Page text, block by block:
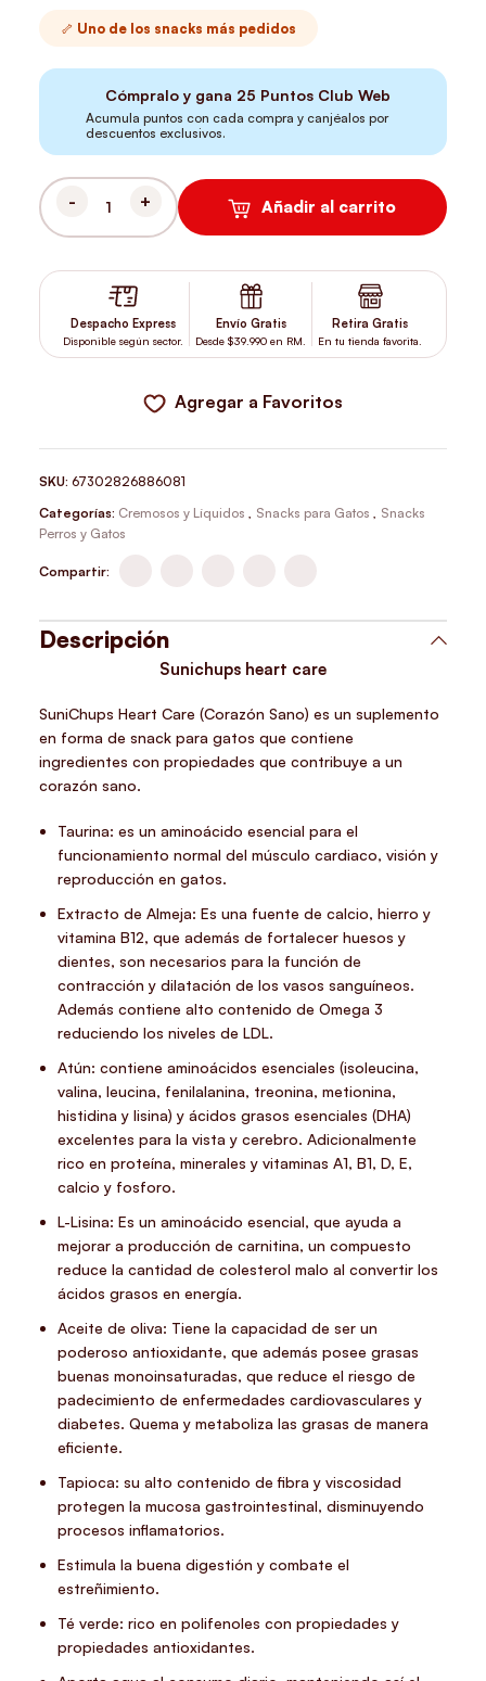
🦴 Uno de los snacks más pedidos
Cómpralo y gana 25 Puntos Club Web
Acumula puntos con cada compra y canjéalos por
descuentos exclusivos.
SUNICHUPS HEART CARE 56 GR CANTIDAD
Añadir al carrito
Despacho Express
Disponible según sector.
Envío Gratis
Desde $39.990 en RM.
Retira Gratis
En tu tienda favorita.
Agregar a Favoritos
SKU:67302826886081
Categorías: Cremosos y Líquidos , Snacks para Gatos , Snacks
Perros y Gatos
Compartir:
Descripción
Sunichups heart care
SuniChups Heart Care (Corazón Sano) es un suplemento
en forma de snack para gatos que contiene
ingredientes con propiedades que contribuye a un
corazón sano.
Taurina: es un aminoácido esencial para el
funcionamiento normal del músculo cardiaco, visión y
reproducción en gatos.
Extracto de Almeja: Es una fuente de calcio, hierro y
vitamina B12, que además de fortalecer huesos y
dientes, son necesarios para la función de
contracción y dilatación de los vasos sanguíneos.
Además contiene alto contenido de Omega 3
reduciendo los niveles de LDL.
Atún: contiene aminoácidos esenciales (isoleucina,
valina, leucina, fenilalanina, treonina, metionina,
histidina y lisina) y ácidos grasos esenciales (DHA)
excelentes para la vista y cerebro. Adicionalmente
rico en proteína, minerales y vitaminas A1, B1, D, E,
calcio y fosforo.
L-Lisina: Es un aminoácido esencial, que ayuda a
mejorar a producción de carnitina, un compuesto
reduce la cantidad de colesterol malo al convertir los
ácidos grasos en energía.
Aceite de oliva: Tiene la capacidad de ser un
poderoso antioxidante, que además posee grasas
buenas monoinsaturadas, que reduce el riesgo de
padecimiento de enfermedades cardiovasculares y
diabetes. Quema y metaboliza las grasas de manera
eficiente.
Tapioca: su alto contenido de fibra y viscosidad
protegen la mucosa gastrointestinal, disminuyendo
procesos inflamatorios.
Estimula la buena digestión y combate el
estreñimiento.
Té verde: rico en polifenoles con propiedades y
propiedades antioxidantes.